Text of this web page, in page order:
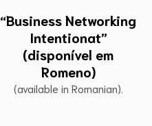
“Business Networking
Intentionat”
(disponível em
Romeno)
(available in Romanian).